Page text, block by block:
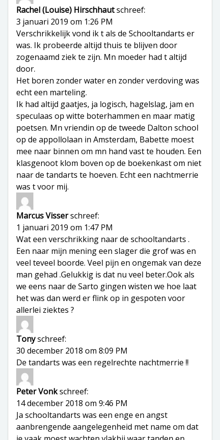
Rachel (Louise) Hirschhautschreef:
3 januari 2019 om 1:26 PM
Verschrikkelijk vond ik t als de Schooltandarts er
was. Ik probeerde altijd thuis te blijven door
zogenaamd ziek te zijn. Mn moeder had t altijd
door.
Het boren zonder water en zonder verdoving was
echt een marteling.
Ik had altijd gaatjes, ja logisch, hagelslag, jam en
speculaas op witte boterhammen en maar matig
poetsen. Mn vriendin op de tweede Dalton school
op de appollolaan in Amsterdam, Babette moest
mee naar binnen om mn hand vast te houden. Een
klasgenoot klom boven op de boekenkast om niet
naar de tandarts te hoeven. Echt een nachtmerrie
was t voor mij.
Marcus Visserschreef:
1 januari 2019 om 1:47 PM
Wat een verschrikking naar de schooltandarts .
Een naar mijn mening een slager die grof was en
veel teveel boorde. Veel pijn en ongemak van deze
man gehad .Gelukkig is dat nu veel beter.Ook als
we eens naar de Sarto gingen wisten we hoe laat
het was dan werd er flink op in gespoten voor
allerlei ziektes ?
Tonyschreef:
30 december 2018 om 8:09 PM
De tandarts was een regelrechte nachtmerrie !!
Peter Vonkschreef:
14 december 2018 om 9:46 PM
Ja schooltandarts was een enge en angst
aanbrengende aangelegenheid met name om dat